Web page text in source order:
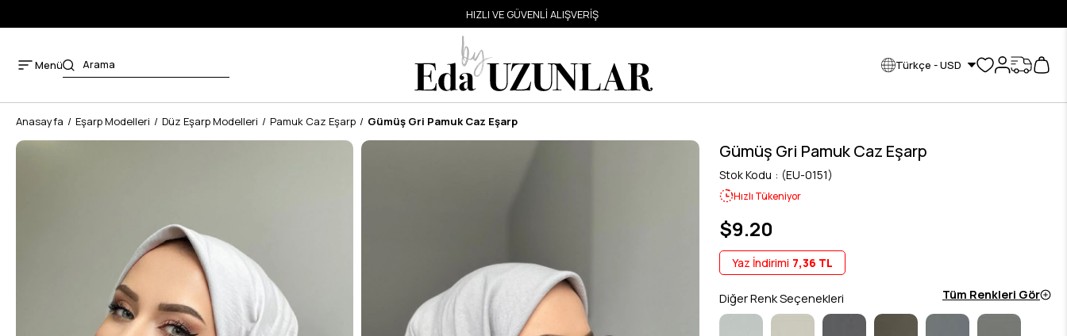
HIZLI VE GÜVENLİ ALIŞVERİŞ
Menü Türkçe - USD
Anasayfa Eşarp Modelleri Düz Eşarp Modelleri Pamuk Caz Eşarp Gümüş Gri Pamuk Caz Eşarp
Gümüş Gri Pamuk Caz Eşarp
Stok Kodu (EU-0151)
Hızlı Tükeniyor
$9.20
Yaz İndirimi 7,36 TL
Diğer Renk Seçenekleri Tüm Renkleri Gör